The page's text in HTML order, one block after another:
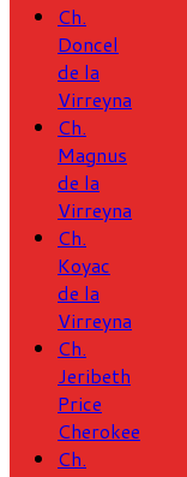
Ch.
Doncel
de la
Virreyna
Ch.
Magnus
de la
Virreyna
Ch.
Koyac
de la
Virreyna
Ch.
Jeribeth
Price
Cherokee
Ch.